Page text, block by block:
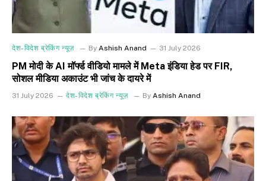
देश-विदेश ब्रेकिंग न्यूज़ By Ashish Anand 31 July 2026
PM मोदी के AI मॉर्फ्ड वीडियो मामले में Meta इंडिया हेड पर FIR,
सोशल मीडिया अकाउंट भी जांच के दायरे में
31 July 2026 देश-विदेश ब्रेकिंग न्यूज़ By Ashish Anand